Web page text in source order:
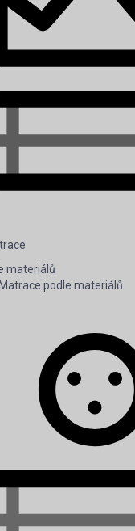
materiálů
podle materiálů